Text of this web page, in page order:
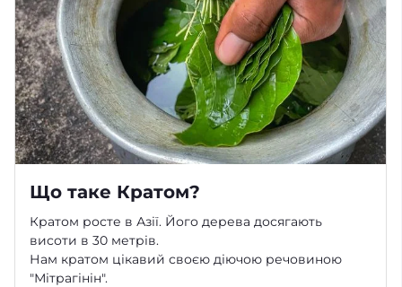
Що таке Кратом?
Кратом росте в Азії. Його дерева досягають
висоти в 30 метрів.
Нам кратом цікавий своєю діючою речовиною
"Мітрагінін".